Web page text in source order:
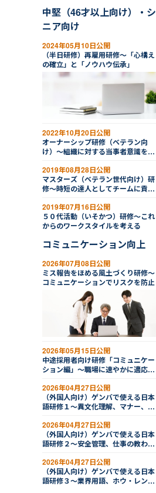
中堅（46才以上向け）・シ
ニア向け
2024年05月10日公開
（半日研修）再雇用研修～「心構え
の確立」と「ノウハウ伝承」
2022年10月20日公開
オーナーシップ研修（ベテラン向
け）～組織に対する当事者意識を高
2019年08月28日公開
マスターズ（ベテラン世代向け）研
修～時短の達人としてチームに貢献
2019年07月16日公開
５０代活動（いそかつ）研修～これ
からのワークスタイルを考える
コミュニケーション向上
2026年07月08日公開
ミス報告をほめる風土づくり研修～
コミュニケーションでリスクを防止
2026年05月15日公開
中途採用者向け研修「コミュニケー
ション編」～職場に速やかに適応す
2026年04月27日公開
（外国人向け）ゲンバで使える日本
語研修１～異文化理解、マナー、ル
2026年04月27日公開
（外国人向け）ゲンバで使える日本
語研修２～安全管理、仕事の教わり
2026年04月27日公開
（外国人向け）ゲンバで使える日本
語研修３～業界用語、ホウ・レン・